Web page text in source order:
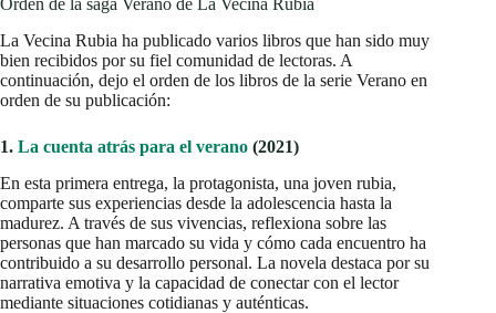
Orden de la saga Verano de La Vecina Rubia
La Vecina Rubia ha publicado varios libros que han sido muy
bien recibidos por su fiel comunidad de lectoras. A
continuación, dejo el orden de los libros de la serie Verano en
orden de su publicación:
1. La cuenta atrás para el verano (2021)
En esta primera entrega, la protagonista, una joven rubia,
comparte sus experiencias desde la adolescencia hasta la
madurez. A través de sus vivencias, reflexiona sobre las
personas que han marcado su vida y cómo cada encuentro ha
contribuido a su desarrollo personal. La novela destaca por su
narrativa emotiva y la capacidad de conectar con el lector
mediante situaciones cotidianas y auténticas.